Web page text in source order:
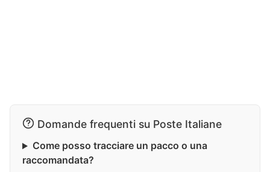
Domande frequenti su Poste Italiane
Come posso tracciare un pacco o una
raccomandata?